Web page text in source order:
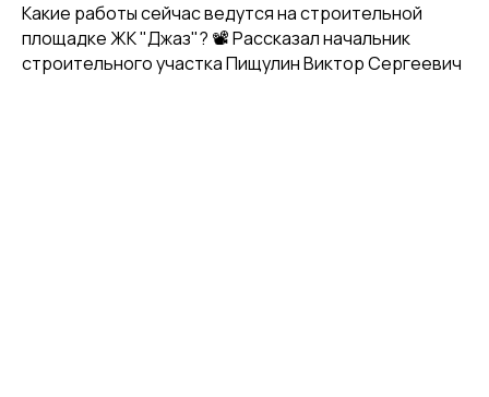
Какие работы сейчас ведутся на строительной
площадке ЖК "Джаз"? 📽 Рассказал начальник
строительного участка Пищулин Виктор Сергеевич